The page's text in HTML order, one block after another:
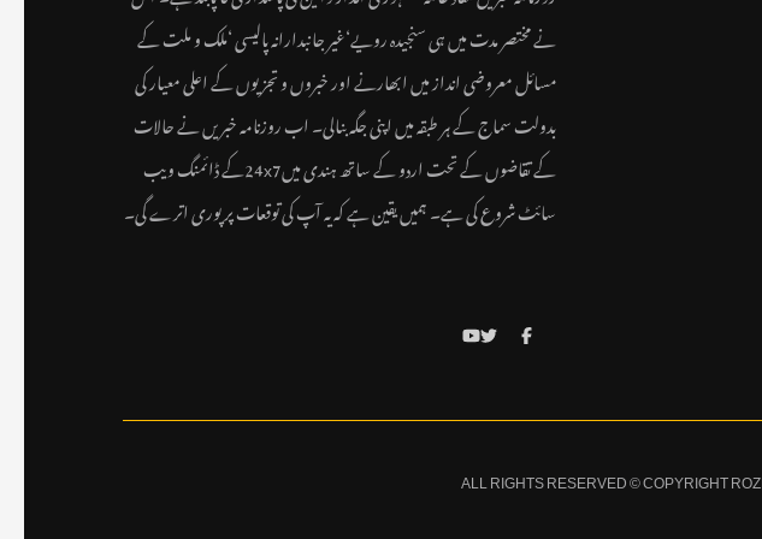
نے مختصر مدت میں ہی سنجیدہ رویے‘غیر جانبدارانہ پالیسی ‘ملک و ملت کے
مسائل معروضی انداز میں ابھارنے اور خبروں و تجزیوں کے اعلی معیار کی
بدولت سماج کے ہر طبقہ میں اپنی جگہ بنالی۔ اب روزنامہ خبریں نے حالات
کے تقاضوں کے تحت اردو کے ساتھ ہندی میں24x7کے ڈائمنگ ویب
سائٹ شروع کی ہے۔ ہمیں یقین ہے کہ یہ آپ کی توقعات پر پوری اترے گی۔